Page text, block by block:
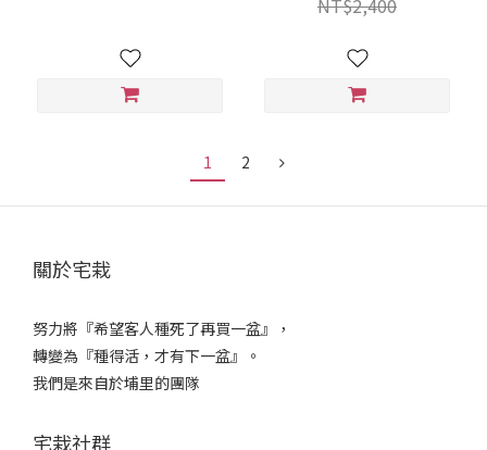
NT$2,400
1 2
關於宅栽
努力將『希望客人種死了再買一盆』，
轉變為『種得活，才有下一盆』。
我們是來自於埔里的團隊
宅栽社群